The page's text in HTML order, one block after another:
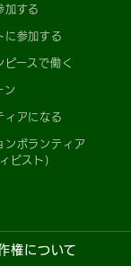
加する
に参加する
ピースで働く
ン
ィアになる
ンボランティア
ビスト)
権について